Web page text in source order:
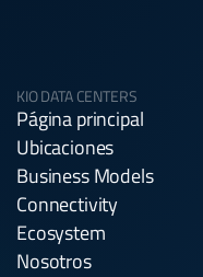
KIO DATA CENTERS
Página principal
Ubicaciones
Business Models
Connectivity
Ecosystem
Nosotros